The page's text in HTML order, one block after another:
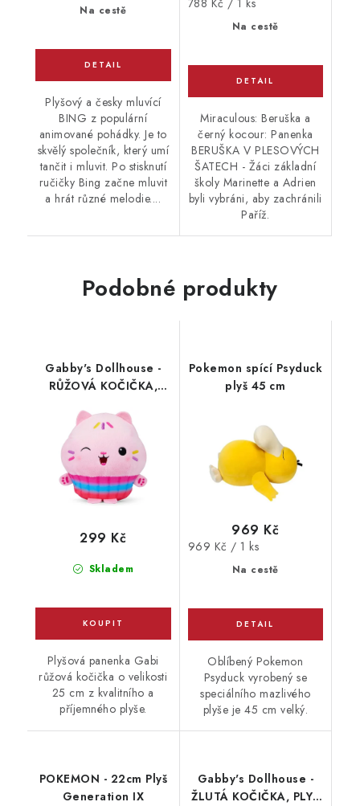
Na cestě
Plyšový a česky mluvící
BING z populární
animované pohádky. Je to
skvělý společník, který umí
tančit i mluvit. Po stisknutí
ručičky Bing začne mluvit
a hrát různé melodie....
Na cestě
788 Kč / 1 ks
Miraculous: Beruška a
černý kocour: Panenka
BERUŠKA V PLESOVÝCH
ŠATECH - Žáci základní
školy Marinette a Adrien
byli vybráni, aby zachránili
Paříž.
Podobné produkty
Gabby's Dollhouse -
RŮŽOVÁ KOČIČKA,
Skladem
299 Kč
Plyšová panenka Gabi
růžová kočička o velikosti
25 cm z kvalitního a
příjemného plyše.
Pokemon spící Psyduck
plyš 45 cm
Na cestě
969 Kč
Měrná
969 Kč / 1 ks
Oblíbený Pokemon
Psyduck vyrobený se
speciálního mazlivého
plyše je 45 cm velký.
POKEMON - 22cm Plyš
Generation IX
Gabby's Dollhouse -
ŽLUTÁ KOČIČKA, PLYŠ